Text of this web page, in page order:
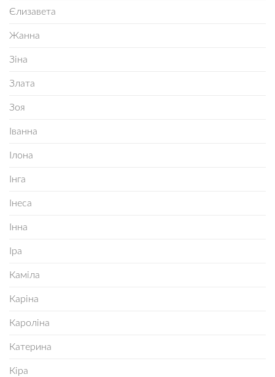
Єлизавета
Жанна
Зіна
Злата
Зоя
Іванна
Ілона
Інга
Інеса
Інна
Іра
Каміла
Каріна
Кароліна
Катерина
Кіра